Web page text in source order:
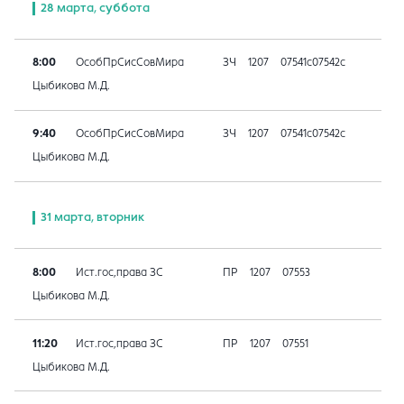
28 марта, суббота
8:00 ОсобПрСисСовМира ЗЧ 1207 07541с07542с
Цыбикова М.Д.
9:40 ОсобПрСисСовМира ЗЧ 1207 07541с07542с
Цыбикова М.Д.
31 марта, вторник
8:00 Ист.гос,права ЗС ПР 1207 07553
Цыбикова М.Д.
11:20 Ист.гос,права ЗС ПР 1207 07551
Цыбикова М.Д.